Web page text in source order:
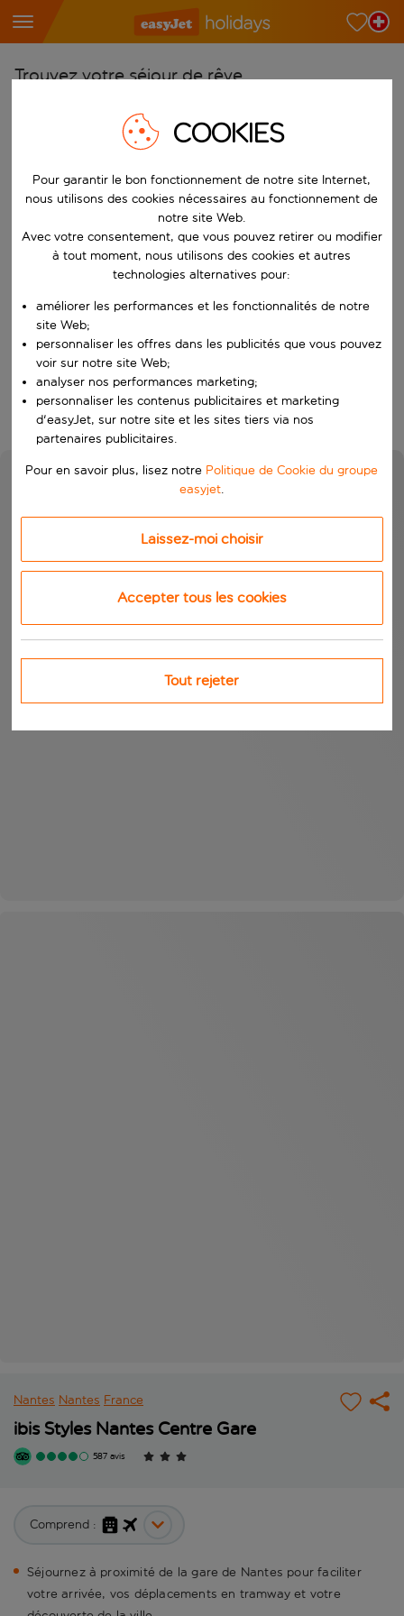
Trouvez votre séjour de rêve
Choisissez votre aéroport
Commencez à taper pour la saisie automatique. Lorsque les
Choisissez votre destination
Vers
Choisissez vos dates
Quand
Qui
Rechercher
Nantes Nantes France
ibis Styles Nantes Centre Gare
587 avis
Comprend :
Séjournez à proximité de la gare de Nantes pour faciliter
votre arrivée, vos déplacements en tramway et votre
COOKIES
Pour garantir le bon fonctionnement de notre site Internet,
nous utilisons des cookies nécessaires au fonctionnement de
notre site Web.
Avec votre consentement, que vous pouvez retirer ou modifier
à tout moment, nous utilisons des cookies et autres
technologies alternatives pour:
améliorer les performances et les fonctionnalités de notre
site Web;
personnaliser les offres dans les publicités que vous pouvez
voir sur notre site Web;
analyser nos performances marketing;
personnaliser les contenus publicitaires et marketing
d'easyJet, sur notre site et les sites tiers via nos
partenaires publicitaires.
Pour en savoir plus, lisez notre Politique de Cookie du groupe
easyjet.
Laissez-moi choisir
Accepter tous les cookies
Tout rejeter